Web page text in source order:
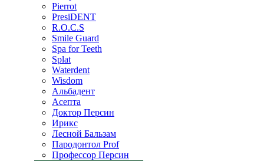
Pierrot
PresiDENT
R.O.C.S
Smile Guard
Spa for Teeth
Splat
Waterdent
Wisdom
Альбадент
Асепта
Доктор Персин
Ирикс
Лесной Бальзам
Пародонтол Prof
Профессор Персин